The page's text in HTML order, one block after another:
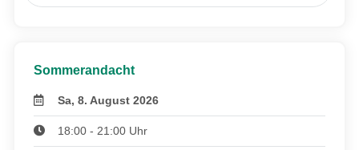
Sommerandacht
Sa, 8. August 2026
18:00 - 21:00 Uhr